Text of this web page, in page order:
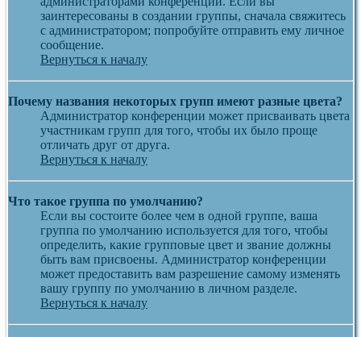
заинтересованы в создании группы, сначала свяжитесь
с администратором; попробуйте отправить ему личное
сообщение.
Вернуться к началу
Почему названия некоторых групп имеют разные цвета?
Администратор конференции может присваивать цвета
участникам групп для того, чтобы их было проще
отличать друг от друга.
Вернуться к началу
Что такое группа по умолчанию?
Если вы состоите более чем в одной группе, ваша
группа по умолчанию используется для того, чтобы
определить, какие групповые цвет и звание должны
быть вам присвоены. Администратор конференции
может предоставить вам разрешение самому изменять
вашу группу по умолчанию в личном разделе.
Вернуться к началу